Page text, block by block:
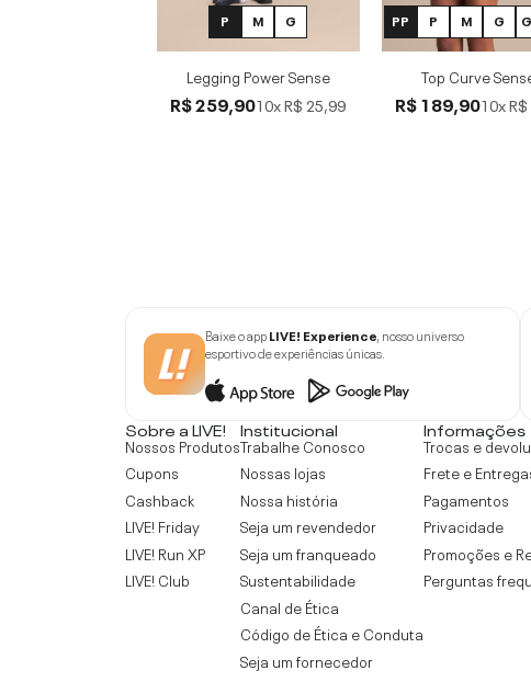
P M G
Legging Power Sense
R$ 259,9010xR$ 25,99
PP P M G
Top Curve
R$ 189,9010x
Baixe o appLIVE! Experience, nosso universo
esportivo de experiências únicas.
Sobre a LIVE!
Nossos Produtos
Cupons
Cashback
LIVE! Friday
LIVE! Run XP
LIVE! Club
Institucional
Trabalhe Conosco
Nossas lojas
Nossa história
Seja um revendedor
Seja um franqueado
Sustentabilidade
Canal de Ética
Código de Ética e Conduta
Seja um fornecedor
Informações
Trocas e
Frete e
Pagamentos
Privacidade
Promoções e
Perguntas